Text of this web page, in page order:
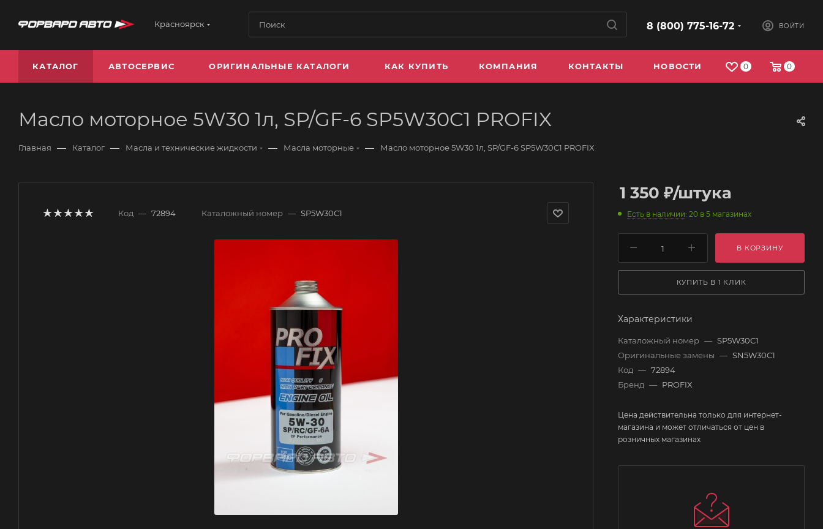
Красноярск 8 (800) 775-16-72 ВОЙТИ
0 0
КАТАЛОГ АВТОСЕРВИС ОРИГИНАЛЬНЫЕ КАТАЛОГИ КАК КУПИТЬ КОМПАНИЯ КОНТАКТЫ НОВОСТИ
Масло моторное 5W30 1л, SP/GF-6 SP5W30C1 PROFIX
Главная — Каталог — Масла и технические жидкости — Масла моторные — Масло моторное 5W30 1л, SP/GF-6 SP5W30C1 PROFIX
Код — 72894 Каталожный номер — SP5W30C1
1 350 ₽/штука
Есть в наличии: 20 в 5 магазинах
В КОРЗИНУ
КУПИТЬ В 1 КЛИК
Характеристики
Каталожный номер — SP5W30C1
Оригинальные замены — SN5W30C1
Код — 72894
Бренд — PROFIX
Цена действительна только для интернет-
магазина и может отличаться от цен в
розничных магазинах